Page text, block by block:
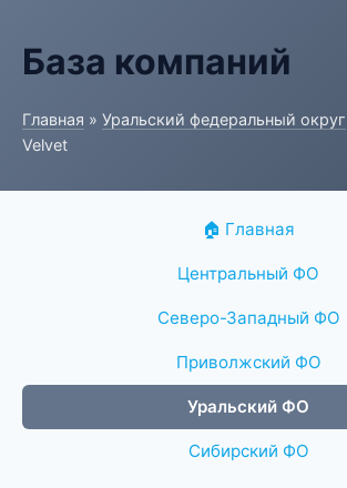
База компаний
Главная » Уральский федеральный округ
Velvet
🏠 Главная
Центральный ФО
Северо-Западный ФО
Приволжский ФО
Уральский ФО
Сибирский ФО